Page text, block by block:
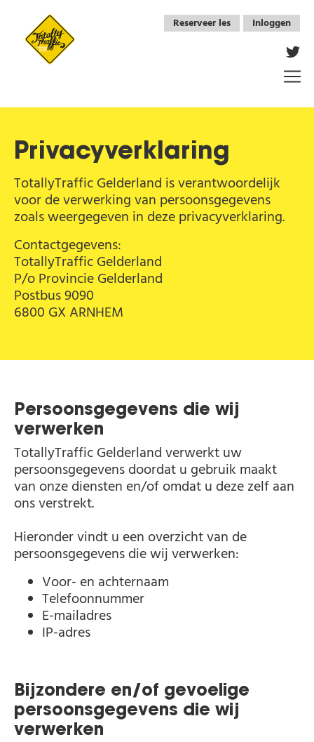
Overslaan en naar de inhoud gaan
Reserveer les Inloggen
Privacyverklaring
TotallyTraffic Gelderland is verantwoordelijk
voor de verwerking van persoonsgegevens
zoals weergegeven in deze privacyverklaring.
Contactgegevens:
TotallyTraffic Gelderland
P/o Provincie Gelderland
Postbus 9090
6800 GX ARNHEM
Persoonsgegevens die wij
verwerken
TotallyTraffic Gelderland verwerkt uw
persoonsgegevens doordat u gebruik maakt
van onze diensten en/of omdat u deze zelf aan
ons verstrekt.
Hieronder vindt u een overzicht van de
persoonsgegevens die wij verwerken:
Voor- en achternaam
Telefoonnummer
E-mailadres
IP-adres
Bijzondere en/of gevoelige
persoonsgegevens die wij
verwerken